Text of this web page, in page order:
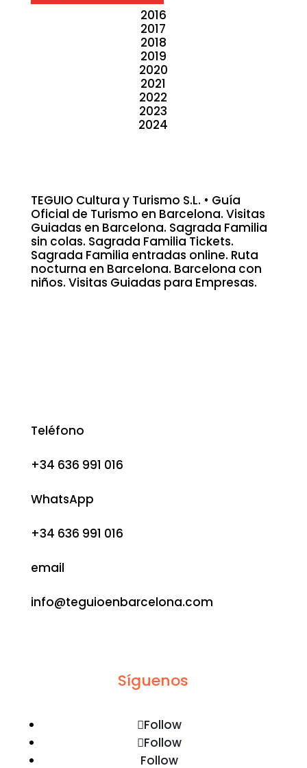
2016
2017
2018
2019
2020
2021
2022
2023
2024
TEGUIO Cultura y Turismo S.L. • Guía
Oficial de Turismo en Barcelona. Visitas
Guiadas en Barcelona. Sagrada Familia
sin colas. Sagrada Familia Tickets.
Sagrada Familia entradas online. Ruta
nocturna en Barcelona. Barcelona con
niños. Visitas Guiadas para Empresas.
Teléfono
+34 636 991 016
WhatsApp
+34 636 991 016
email
info@teguioenbarcelona.com
Síguenos
Follow
Follow
Follow